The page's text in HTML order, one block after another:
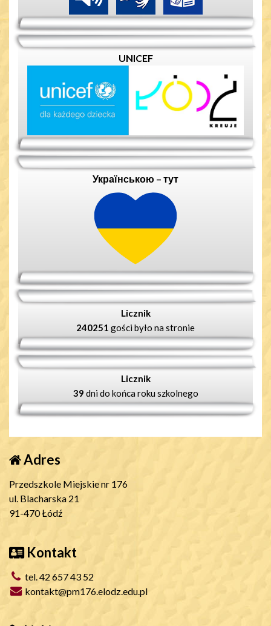
UNICEF
Українською – тут
Licznik
240251 gości było na stronie
Licznik
39 dni do końca roku szkolnego
Adres
Przedszkole Miejskie nr 176
ul. Blacharska 21
91-470 Łódź
Kontakt
tel. 42 657 43 52
kontakt@pm176.elodz.edu.pl